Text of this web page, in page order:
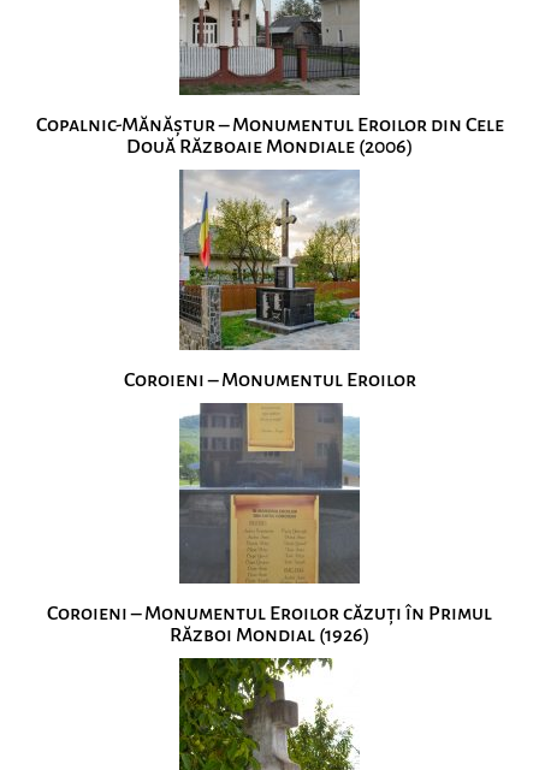
Copalnic-Mănăștur – Monumentul Eroilor din Cele
Două Războaie Mondiale (2006)
Coroieni – Monumentul Eroilor
Coroieni – Monumentul Eroilor căzuţi în Primul
Război Mondial (1926)